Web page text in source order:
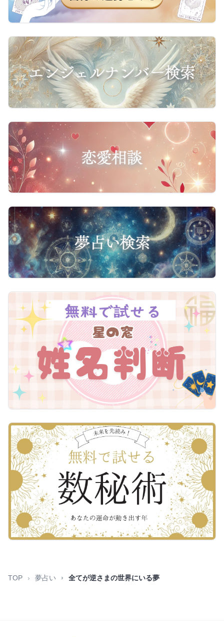
TOP 夢占い 全てが逆さまの世界にいる夢